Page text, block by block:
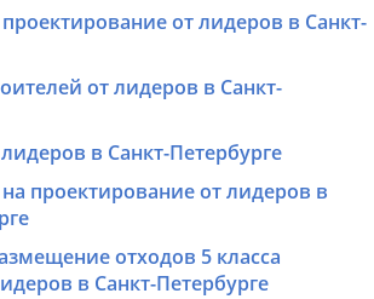
от лидеров в Санкт-
от лидеров в Санкт-
в Санкт-Петербурге
проектирование от лидеров в
отходов 5 класса
в Санкт-Петербурге